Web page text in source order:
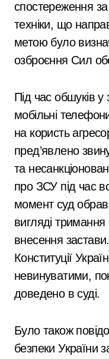
спостереження
техніки, що
метою було
озброєння Сил
Під час обшуків
мобільні
на користь
пред’явлено
та
про ЗСУ під час
момент суд обрав
вигляді
внесення
Конституції
невинуватими,
доведено в суді.
Було також
безпеки України